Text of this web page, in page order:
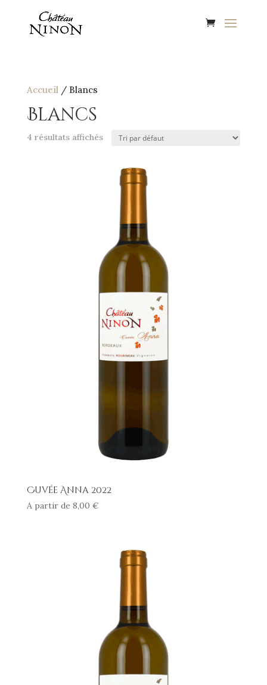
Accueil/ Blancs
Blancs
4 résultats affichés
Cuvée Anna 2022
A partir de 8,00 €